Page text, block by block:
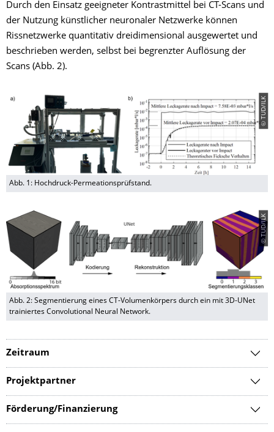
Durch den Einsatz geeigneter Kontrastmittel bei CT-Scans und
der Nutzung künstlicher neuronaler Netzwerke können
Rissnetzwerke quantitativ dreidimensional ausgewertet und
beschrieben werden, selbst bei begrenzter Auflösung der
Scans (Abb. 2).
© TUD/ILK
Abb. 1: Hochdruck-Permeationsprüfstand.
© TUD/ILK
Abb. 2: Segmentierung eines CT-Volumenkörpers durch ein mit 3D-UNet
trainiertes Convolutional Neural Network.
Zeitraum
Projektpartner
Förderung/Finanzierung